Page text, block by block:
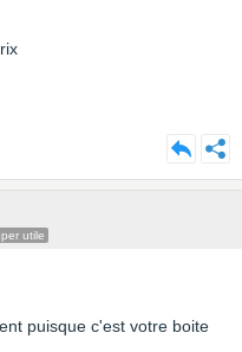
utile
puisque c'est votre boite